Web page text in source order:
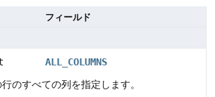
フィールド
ALL_COLUMNS
のすべての列を指定します。